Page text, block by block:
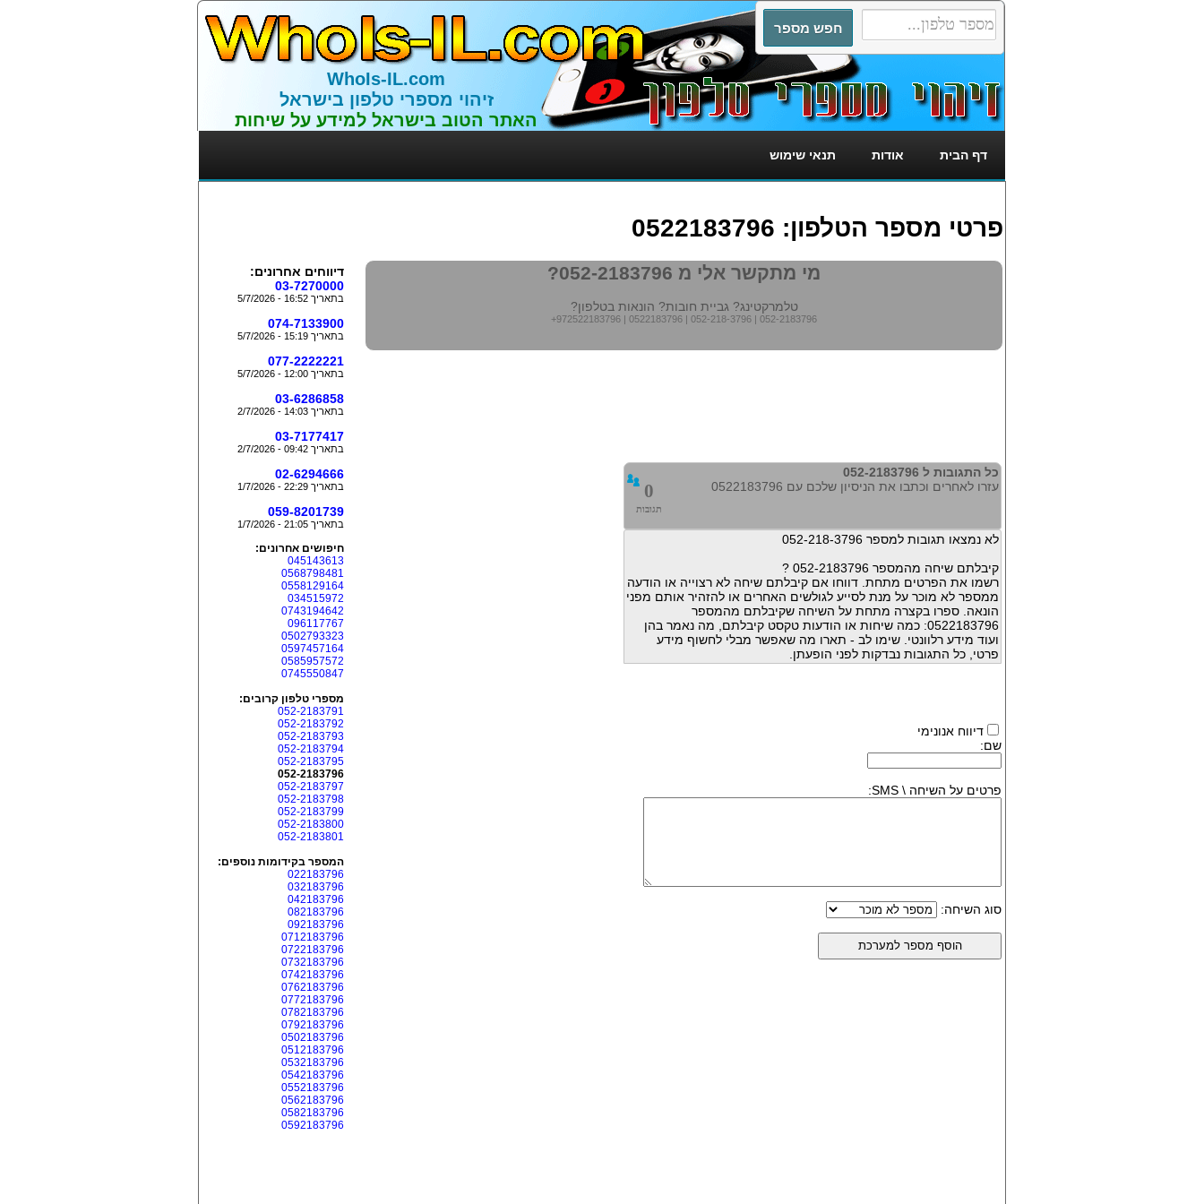
WhoIs-IL.com
זיהוי מספרי טלפון בישראל
האתר הטוב בישראל למידע על שיחות
דף הבית אודות תנאי שימוש
פרטי מספר הטלפון: 0522183796
מי מתקשר אלי מ 052-2183796?
טלמרקטינג? גביית חובות? הונאות בטלפון?
+972522183796 | 0522183796 | 052-218-3796 | 052-2183796
0
תגובות
כל התגובות ל 052-2183796
עזרו לאחרים וכתבו את הניסיון שלכם עם 0522183796
לא נמצאו תגובות למספר 052-218-3796
קיבלתם שיחה מהמספר 052-2183796 ?
רשמו את הפרטים מתחת. דווחו אם קיבלתם שיחה לא רצוייה או הודעה
ממספר לא מוכר על מנת לסייע לגולשים האחרים או להזהיר אותם מפני
הונאה. ספרו בקצרה מתחת על השיחה שקיבלתם מהמספר
0522183796: כמה שיחות או הודעות טקסט קיבלתם, מה נאמר בהן
ועוד מידע רלוונטי. שימו לב - תארו מה שאפשר מבלי לחשוף מידע
פרטי, כל התגובות נבדקות לפני הופעתן.
דיווח אנונימי
שם:
פרטים על השיחה \ SMS:
סוג השיחה:
דיווחים אחרונים:
03-7270000
בתאריך 16:52 - 5/7/2026
074-7133900
בתאריך 15:19 - 5/7/2026
077-2222221
בתאריך 12:00 - 5/7/2026
03-6286858
בתאריך 14:03 - 2/7/2026
03-7177417
בתאריך 09:42 - 2/7/2026
02-6294666
בתאריך 22:29 - 1/7/2026
059-8201739
בתאריך 21:05 - 1/7/2026
חיפושים אחרונים:
045143613
0568798481
0558129164
034515972
0743194642
096117767
0502793323
0597457164
0585957572
0745550847
מספרי טלפון קרובים:
052-2183791
052-2183792
052-2183793
052-2183794
052-2183795
052-2183796
052-2183797
052-2183798
052-2183799
052-2183800
052-2183801
המספר בקידומות נוספים:
022183796
032183796
042183796
082183796
092183796
0712183796
0722183796
0732183796
0742183796
0762183796
0772183796
0782183796
0792183796
0502183796
0512183796
0532183796
0542183796
0552183796
0562183796
0582183796
0592183796